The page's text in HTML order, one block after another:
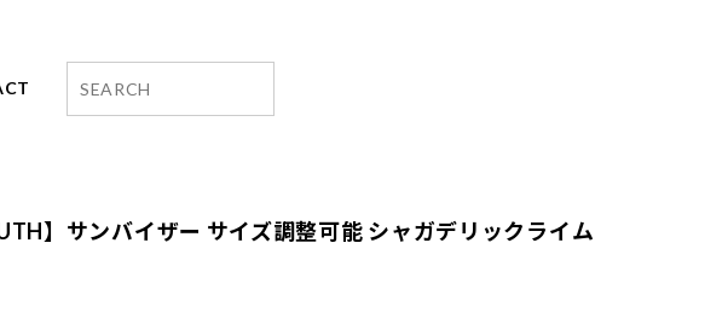
】サンバイザー サイズ調整可能 シャガデリックライム